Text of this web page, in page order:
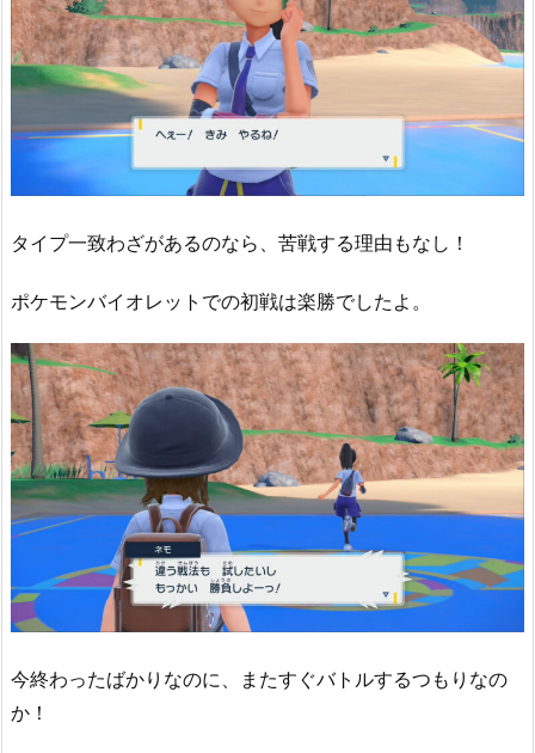
タイプ一致わざがあるのなら、苦戦する理由もなし！
ポケモンバイオレットでの初戦は楽勝でしたよ。
今終わったばかりなのに、またすぐバトルするつもりなの
か！